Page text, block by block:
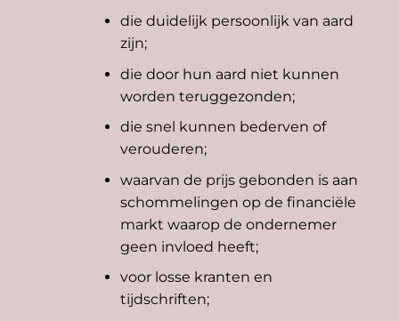
die duidelijk persoonlijk van aard
zijn;
die door hun aard niet kunnen
worden teruggezonden;
die snel kunnen bederven of
verouderen;
waarvan de prijs gebonden is aan
schommelingen op de financiële
markt waarop de ondernemer
geen invloed heeft;
voor losse kranten en
tijdschriften;